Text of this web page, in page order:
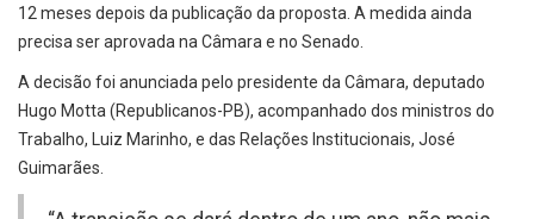
12 meses depois da publicação da proposta. A medida ainda
precisa ser aprovada na Câmara e no Senado.
A decisão foi anunciada pelo presidente da Câmara, deputado
Hugo Motta (Republicanos-PB), acompanhado dos ministros do
Trabalho, Luiz Marinho, e das Relações Institucionais, José
Guimarães.